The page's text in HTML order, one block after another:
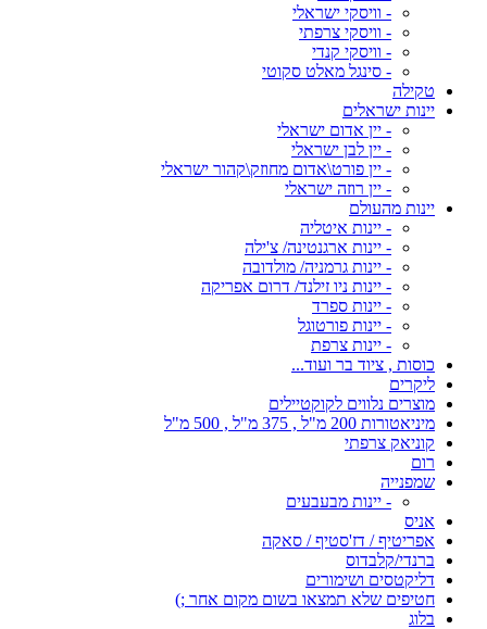
- וויסקי ישראלי
- וויסקי צרפתי
- וויסקי קנדי
- סינגל מאלט סקוטי
טקילה
יינות ישראלים
- יין אדום ישראלי
- יין לבן ישראלי
- יין פורט\אדום מחוזק\קהור ישראלי
- יין רוזה ישראלי
יינות מהעולם
- יינות איטליה
- יינות ארגנטינה/ צ'ילה
- יינות גרמניה/ מולדובה
- יינות ניו זילנד/ דרום אפריקה
- יינות ספרד
- יינות פורטוגל
- יינות צרפת
כוסות , ציוד בר ועוד...
ליקרים
מוצרים נלווים לקוקטיילים
מיניאטורות 200 מ"ל , 375 מ"ל , 500 מ"ל
קוניאק צרפתי
רום
שמפנייה
- יינות מבעבעים
אניס
אפריטיף / דז'סטיף / סאקה
ברנדי/קלבדוס
דליקטסים ושימורים
חטיפים שלא תמצאו בשום מקום אחר ;)
בלוג